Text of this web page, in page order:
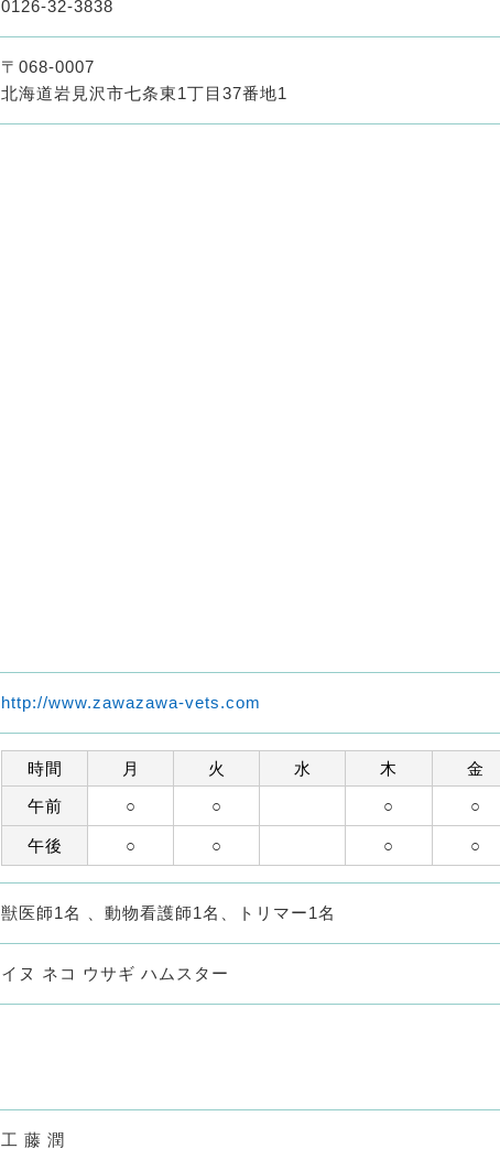
0126-32-3838
〒068-0007
北海道岩見沢市七条東1丁目37番地1
http://www.zawazawa-vets.com
時間 月 火 水 木 金
午前
○ ○ ○ ○
午後 ○ ○ ○ ○
獣医師1名 、動物看護師1名、トリマー1名
イヌ ネコ ウサギ ハムスター
工 藤 潤